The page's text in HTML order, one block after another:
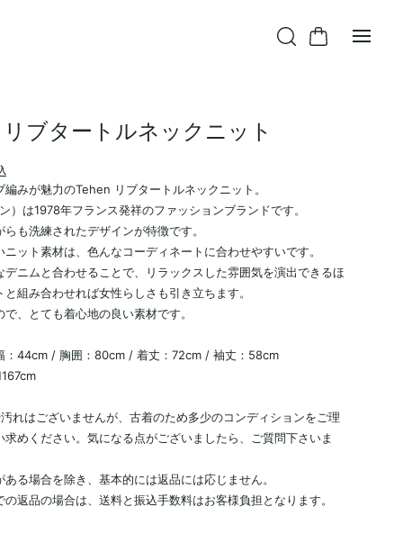
ブタートルネックニット
編みが魅力のTehen リブタートルネックニット。
）は1978年フランス発祥のファッションブランドです。
らも洗練されたデザインが特徴です。
ニット素材は、色んなコーディネートに合わせやすいです。
デニムと合わせることで、リラックスした雰囲気を演出できるほ
と組み合わせれば女性らしさも引き立ちます。
で、とても着心地の良い素材です。
：44cm / 胸囲：80cm / 着丈：72cm / 袖丈：58cm
れはございませんが、古着のため多少のコンディションをご理
求めください。気になる点がございましたら、ご質問下さいま
ある場合を除き、基本的には返品には応じません。
の返品の場合は、送料と振込手数料はお客様負担となります。